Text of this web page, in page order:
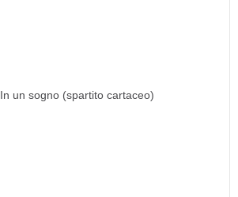
In un sogno (spartito cartaceo)